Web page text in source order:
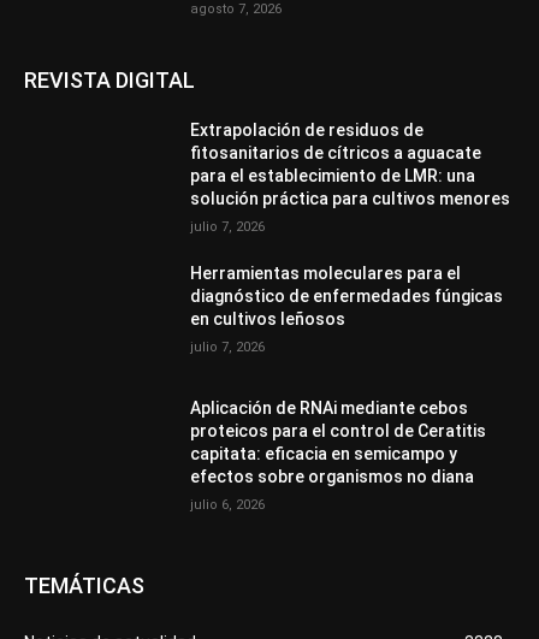
agosto 7, 2026
REVISTA DIGITAL
Extrapolación de residuos de
fitosanitarios de cítricos a aguacate
para el establecimiento de LMR: una
solución práctica para cultivos menores
julio 7, 2026
Herramientas moleculares para el
diagnóstico de enfermedades fúngicas
en cultivos leñosos
julio 7, 2026
Aplicación de RNAi mediante cebos
proteicos para el control de Ceratitis
capitata: eficacia en semicampo y
efectos sobre organismos no diana
julio 6, 2026
TEMÁTICAS